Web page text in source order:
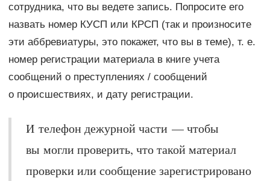
сотрудника, что вы ведете запись. Попросите его
назвать номер КУСП или КРСП (так и произносите
эти аббревиатуры, это покажет, что вы в теме), т. е.
номер регистрации материала в книге учета
сообщений о преступлениях / сообщений
о происшествиях, и дату регистрации.
И телефон дежурной части — чтобы
вы могли проверить, что такой материал
проверки или сообщение зарегистрировано